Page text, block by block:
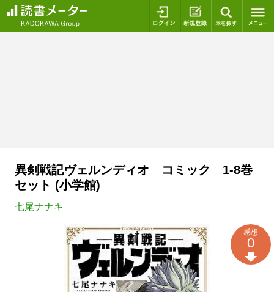
ログイン 新規登録
異剣戦記ヴェルンディオ コミック 1-8巻
セット (小学館)
七尾ナナキ
感想
0